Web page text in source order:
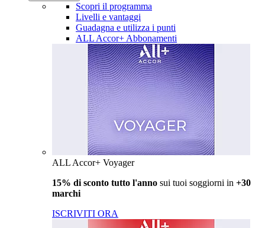
Scopri il programma
Livelli e vantaggi
Guadagna e utilizza i punti
ALL Accor+ Abbonamenti
ALL Accor+ Voyager
15% di sconto tutto l'anno sui tuoi soggiorni in +30
marchi
ISCRIVITI ORA